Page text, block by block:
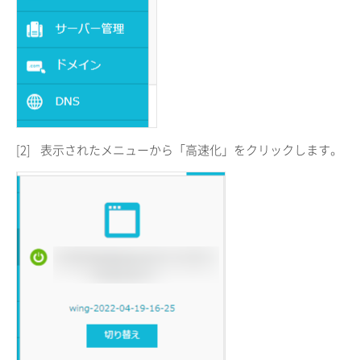
[2] 表示されたメニューから「高速化」をクリックします。